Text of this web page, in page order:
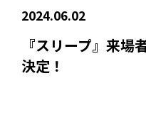
2024.06.02
『スリープ』来
決定！